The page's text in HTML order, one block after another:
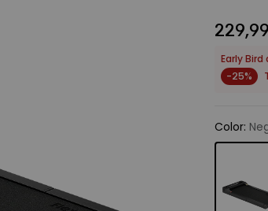
229,99
Early
-25%
Color: